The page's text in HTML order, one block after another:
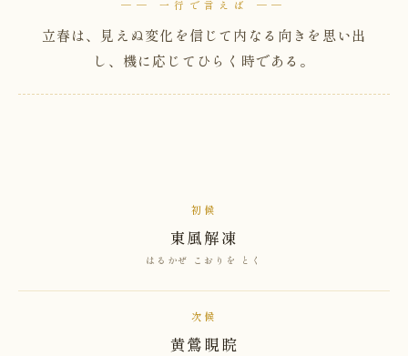
── 一行で言えば ──
立春は、見えぬ変化を信じて内なる向きを思い出
し、機に応じてひらく時である。
初候
東風解凍
はるかぜ こおりを とく
次候
黄鶯睍睆